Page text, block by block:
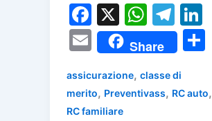
F
a
c
e
b
X
W
h
at
s
A
T
el
e
gr
a
n
k
dI
E
m
ai
l
Share
n
di
assicurazione, classe di
merito, Preventivass, RC auto,
RC familiare